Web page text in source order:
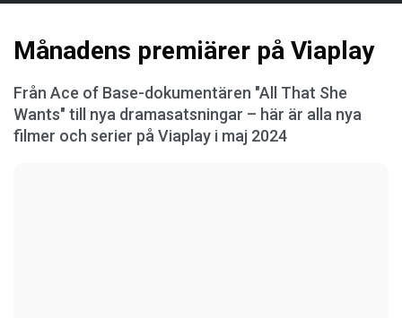
Månadens premiärer på Viaplay
Från Ace of Base-dokumentären "All That She
Wants" till nya dramasatsningar – här är alla nya
filmer och serier på Viaplay i maj 2024